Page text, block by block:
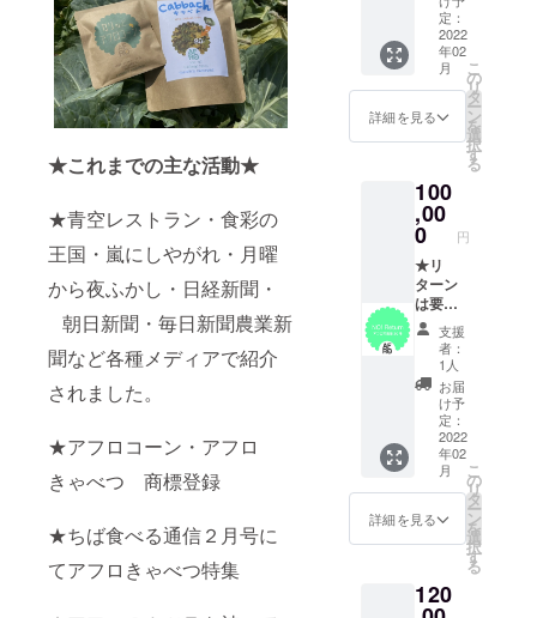
★これまでの主な活動★
★青空レストラン・食彩の
王国・嵐にしやがれ・月曜
から夜ふかし・日経新聞・
朝日新聞・毎日新聞農業新
聞など各種メディアで紹介
されました。
★アフロコーン・アフロ
きゃべつ 商標登録
★ちば食べる通信２月号に
てアフロきゃべつ特集
組みに
ついて
などお
話し致
しま
す！
定員１
０名程
細は後
日打合
せにて
：セッ
ト内容/
体験・
アフロ
写真集
10冊・
お礼の
お手
紙・ア
フロス
テッ
カー
例：畑
でライ
ブ！撮
影会、
ウェ
ディン
グ、な
ど使い
なた次
第！
※詳細は
後日打
合せに
て ：
セット
内容/畑
をイベ
ント会
場とし
て提
供・ア
フロ写
真集2
冊・お
礼のお
手紙
アフロ
ステッ
定：
2022
年02
月
詳細を見る
こ
の
リ
タ
ー
ン
を
選
択
す
る
100
,00
0 円
★リ
ターン
は要ら
ない
よ！プ
ラン★
Henner
y Farm
の活動
を支援
してく
れる！
太っ腹
プラ
ン！ ：
内容/ 個
別にお
支援
者：
1人
お届
け予
定：
2022
年02
月
詳細を見る
こ
の
リ
タ
ー
ン
を
選
択
す
る
120